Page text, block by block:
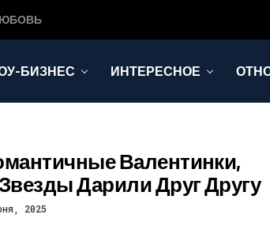
БИЗНЕС ИНТЕРЕСНОЕ
Валентинки,
Дарили Друг Другу
2025